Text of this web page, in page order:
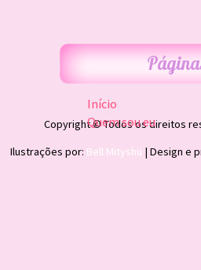
Início
Quem sou eu
Copyright © Todos os direitos
Ilustrações por: Bell Mityshu | Design e